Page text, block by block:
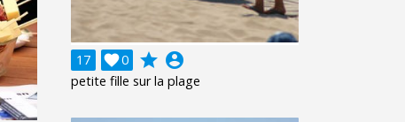
17 0
 grade account_circle
petite fille sur la plage